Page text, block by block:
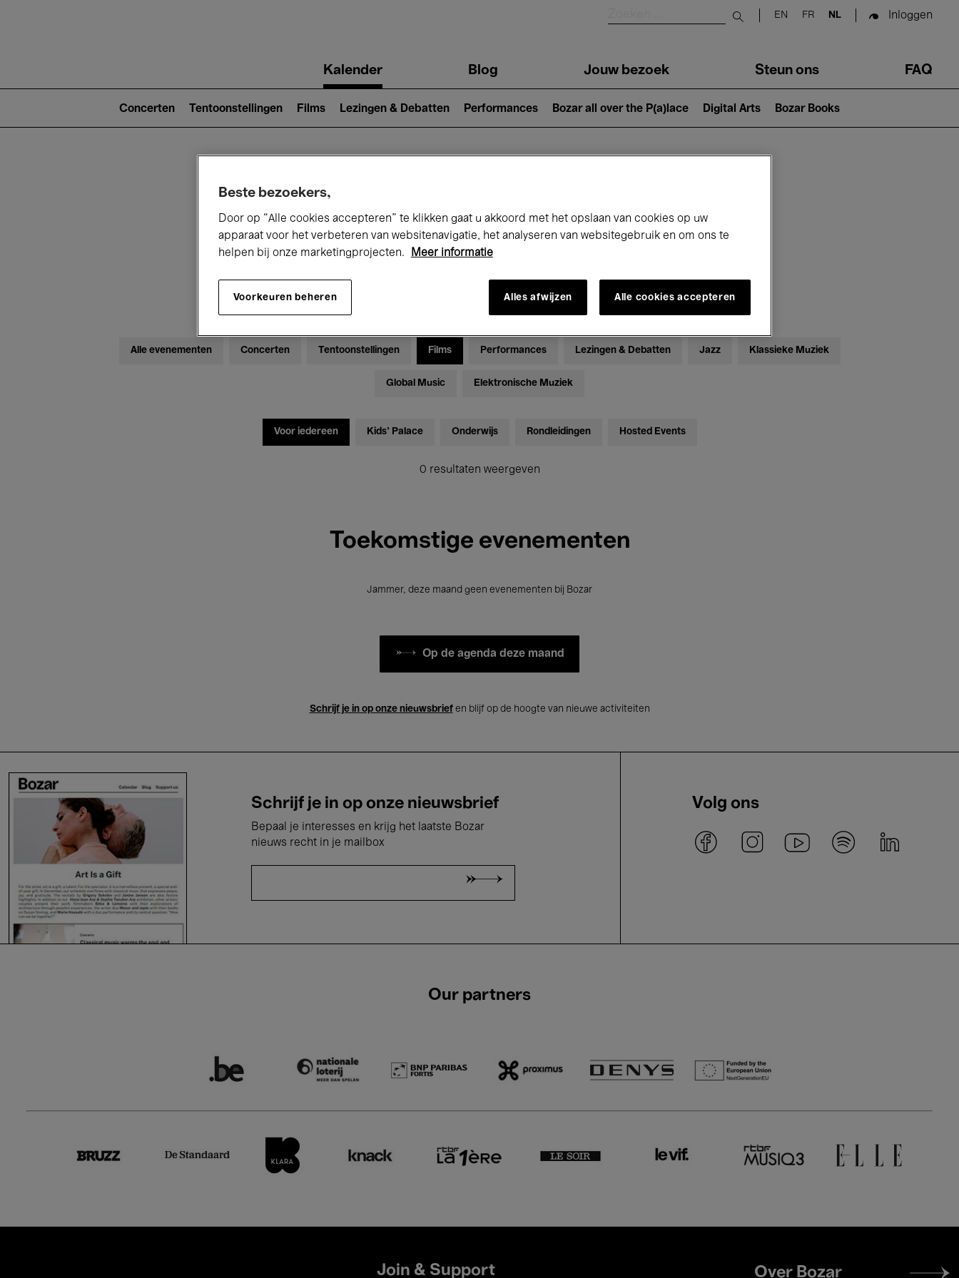
Submit search
EN FR NL Inloggen
navigationKalender Blog Jouw bezoek Steun ons FAQ
2)
Concerten Tentoonstellingen Films Lezingen & Debatten Performances Bozar all over the P(a)lace Digital Arts Bozar Books
Alle evenementen Concerten Tentoonstellingen Films Performances Lezingen & Debatten Jazz Klassieke Muziek
Global Music Elektronische Muziek
Voor iedereen Kids’ Palace Onderwijs Rondleidingen Hosted Events
0 resultaten weergeven
Toekomstige evenementen
Jammer, deze maand geen evenementen bij Bozar
Op de agenda deze maand
Schrijf je in op onze nieuwsbriefen blijf op de hoogte van nieuwe activiteiten
Schrijf je in op onze nieuwsbrief
Bepaal je interesses en krijg het laatste Bozar
nieuws recht in je mailbox
Volg ons
Our partners
Join & Support
Footer
Over Bozar
Beste bezoekers,
Door op “Alle cookies accepteren” te klikken gaat u akkoord met het opslaan van cookies op uw
apparaat voor het verbeteren van websitenavigatie, het analyseren van websitegebruik en om ons te
helpen bij onze marketingprojecten.
Meer informatie
Voorkeuren beheren Alles afwijzen Alle cookies accepteren